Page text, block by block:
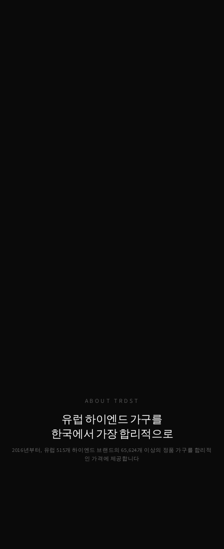
ABOUT TRDST
유럽 하이엔드 가구를
한국에서 가장 합리적으로
2016년부터, 유럽 515개 하이엔드 브랜드의65,624개 이상의 정품 가구를 합리적
인 가격에 제공합니다